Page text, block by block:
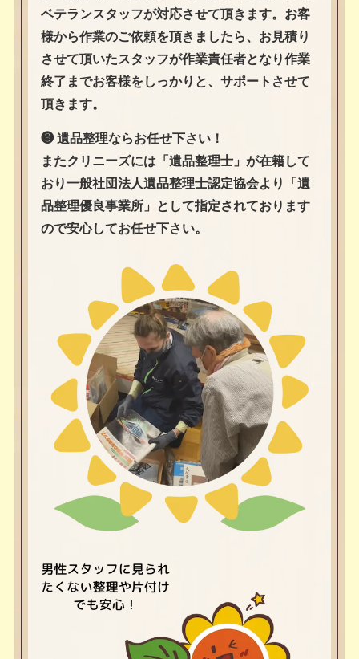
ベテランスタッフが対応させて頂きます。お客
様から作業のご依頼を頂きましたら、お見積り
させて頂いたスタッフが作業責任者となり作業
終了までお客様をしっかりと、サポートさせて
頂きます。
❸ 遺品整理ならお任せ下さい！
またクリニーズには「遺品整理士」が在籍して
おり一般社団法人遺品整理士認定協会より「遺
品整理優良事業所」として指定されております
ので安心してお任せ下さい。